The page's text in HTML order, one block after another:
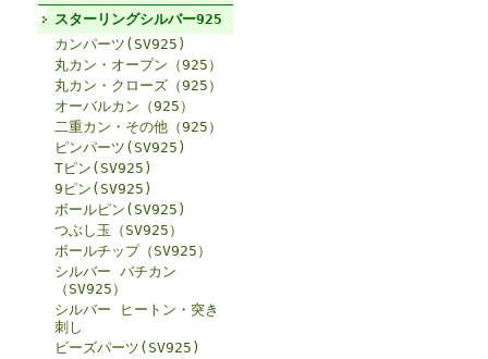
スターリングシルバー925
カンパーツ(SV925)
丸カン・オープン（925）
丸カン・クローズ（925）
オーバルカン（925）
二重カン・その他（925）
ピンパーツ(SV925)
Tピン(SV925)
9ピン(SV925)
ボールピン(SV925)
つぶし玉（SV925）
ボールチップ（SV925）
シルバー バチカン
（SV925）
シルバー ヒートン・突き
刺し
ビーズパーツ(SV925)